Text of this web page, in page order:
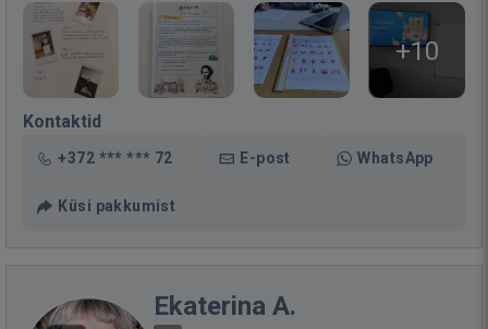
+10
Kontaktid
+372 *** *** 72 E-post WhatsApp
Küsi pakkumist
Ekaterina A.